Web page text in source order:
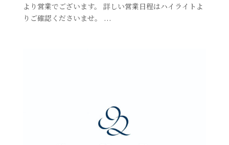
より営業でございます。⁡⁡ ⁡詳しい営業日程はハイライトよ
りご確認くださいませ。⁡ ⁡⁡...